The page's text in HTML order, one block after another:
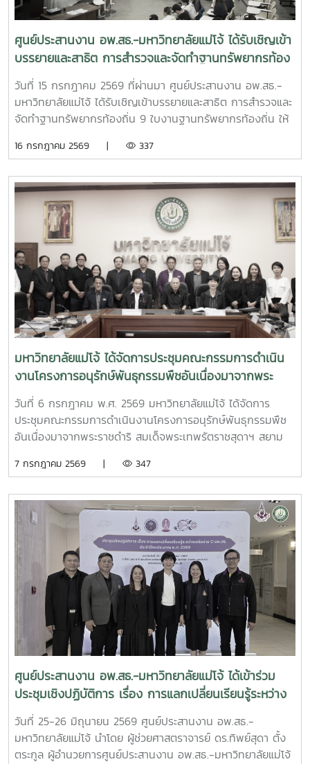
ศูนย์ประสานงาน อพ.สธ.-มหาวิทยาลัยแม่โจ้ ได้รับเชิญเข้า
บรรยายและสาธิต การสำรวจและจัดทำฐานทรัพยากรท้อง
ถิ่น 9 ใบงานฐานทรัพยากรท้องถิ่น
วันที่ 15 กรกฎาคม 2569 ที่ผ่านมา ศูนย์ประสานงาน อพ.สธ.-
มหาวิทยาลัยแม่โจ้ ได้รับเชิญเข้าบรรยายและสาธิต การสำรวจและ
จัดทำฐานทรัพยากรท้องถิ่น 9 ใบงานฐานทรัพยากรท้องถิ่น ให้
เพื่อให้นักศึกษาออกพื้นที่สำรวจได้อย่างมีประสิทธิภาพ และเข้าใจ
พัฒนาการท่องเที่ยว มหาวิทยาลัยแม่โจ้
16 กรกฎาคม 2569 | 337
มหาวิทยาลัยแม่โจ้ ได้จัดการประชุมคณะกรรมการดำเนิน
งานโครงการอนุรักษ์พันธุกรรมพืชอันเนื่องมาจากพระ
ราชดำริ สมเด็จพระเทพรัตราชสุดาฯ สยามบรมราชกุมารี
มหาวิทยาลัยแม่โจ้ (อพ.สธ.-มจ.) ครั้งที่ 1/2569
วันที่ 6 กรกฎาคม พ.ศ. 2569 มหาวิทยาลัยแม่โจ้ ได้จัดการ
ประชุมคณะกรรมการดำเนินงานโครงการอนุรักษ์พันธุกรรมพืช
อันเนื่องมาจากพระราชดำริ สมเด็จพระเทพรัตราชสุดาฯ สยาม
ณ ห้องประชุมรวงผึ้ง ชั้น 5 อาคารสำนักงานมหาวิทยาลัย
มหาวิทยาลัยแม่โจ้ ประธานคณะกรรมการดำเนินงานฯ เป็น
ประธานการประชุม และได้รับเกียรติจาก นายพรชัย จุฑามาศ รอง
ผู้อำนวยการ อพ.สธ. และ ดร.ปิยรัษฎ์ ปริญญาพงษ์ เจริญทรัพย์
ผู้ช่วยผู้อำนวยการ อพ.สธ./เลขานุการคณะกรรมการ อพ.สธ.เข้า
ร่วมการประชุม โดยมี ผศ.ดร.ทิพย์สุดา ตั้งตระกูล ผู้อำนวยการ
ศูนย์ประสานงาน อพ.สธ.-มหาวิทยาลัยแม่โจ้ และผศ.ดร.เยาวนิตย์
ธาราฉาย รองผู้อำนวยการศูนย์ประสานงาน อพ.สธ.-
มหาวิทยาลัยแม่โจ้ หน้าที่เป็นฝ่ายเลขานุการการประชุม การ
ประชุมครั้งนี้มีคณะกรรมการดำเนินงานโครงการ อพ.สธ.-มจ.
ประกอบด้วย รองอธิการบดี ผู้ช่วยอธิการบดี คณบดี และผู้
อำนวยการสำนักวิจัยและส่งเสริมวิชาการการเกษตร เข้าร่วม
ประชุมรวมทั้งสิ้น 32 ท่าน โดยเข้าร่วม ณ ห้องประชุม จำนวน
28 ท่าน และผ่านระบบประชุมออนไลน์ Zoom Meeting จำนวน
4 ท่าน ซึ่งในการประชุมครั้งนี้มีวาระสำคัญ อาทิเช่น สรุปผลการ
ดำเนินงานการจัดการประชุมวิชาการและนิทรรศการ ครั้งที่ 12
ทรัพยากรไทย : หวนดูทรัพย์สิ่งสินตน สรุปผลการดำเนินงาน
7 กรกฎาคม 2569 | 347
ศูนย์ประสานงาน อพ.สธ.-มหาวิทยาลัยแม่โจ้ ได้เข้าร่วม
ประชุมเชิงปฏิบัติการ เรื่อง การแลกเปลี่ยนเรียนรู้ระหว่าง
เครือข่าย C-อพ.สธ. ประจำปีงบประมาณ พ.ศ. 2569
วันที่ 25-26 มิถุนายน 2569 ศูนย์ประสานงาน อพ.สธ.-
มหาวิทยาลัยแม่โจ้ นำโดย ผู้ช่วยศาสตราจารย์ ดร.ทิพย์สุดา ตั้ง
ตระกูล ผู้อำนวยการศูนย์ประสานงาน อพ.สธ.-มหาวิทยาลัยแม่โจ้